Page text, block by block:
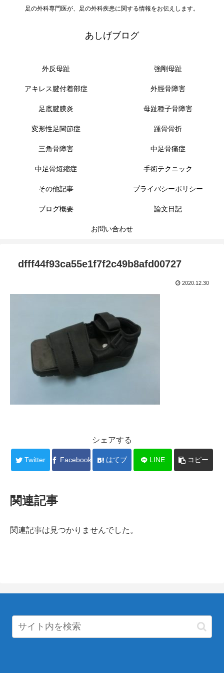
足の外科専門医が、足の外科疾患に関する情報をお伝えします。
あしげブログ
外反母趾 強剛母趾
アキレス腱付着部症 外脛骨障害
足底腱膜炎 母趾種子骨障害
変形性足関節症 踵骨骨折
三角骨障害 中足骨痛症
中足骨短縮症 手術テクニック
その他記事 プライバシーポリシー
ブログ概要 論文日記
お問い合わせ
dfff44f93ca55e1f7f2c49b8afd00727
2020.12.30
シェアする
Twitter Facebook はてブ LINE コピー
関連記事
関連記事は見つかりませんでした。